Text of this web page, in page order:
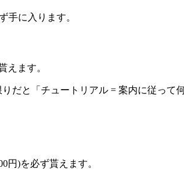
手に入ります。
えます。
と「チュートリアル = 案内に従って
円)を必ず貰えます。